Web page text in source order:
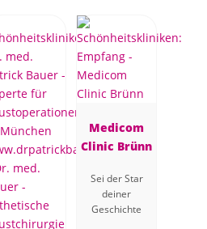
Medicom
Clinic Brünn
Sei der Star
deiner
Geschichte